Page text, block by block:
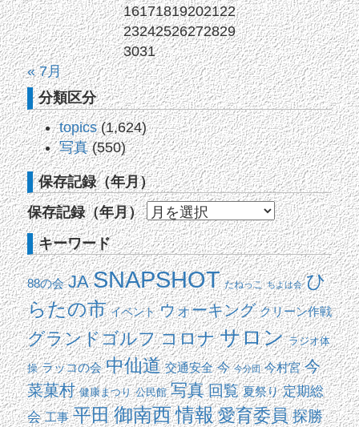
16171819202122
23242526272829
3031
« 7月
分類区分
topics(1,624)
写真(550)
保存記録（年月）
保存記録（年月）
キーワード
88の会 JA SNAPSHOT たねっこ ちよは会 ひ
らたの市 イベント ウォーキング クリーン作戦
グランドゴルフ コロナ サロン ラジオ体
操 ラッコの会 中仙道 交通安全 今 今分団 今村宮 今
菜菓村 健康まつり 公民館 写真 回覧 夏祭り 定期総
会 工事 平田御南西情報 愛育委員 探勝